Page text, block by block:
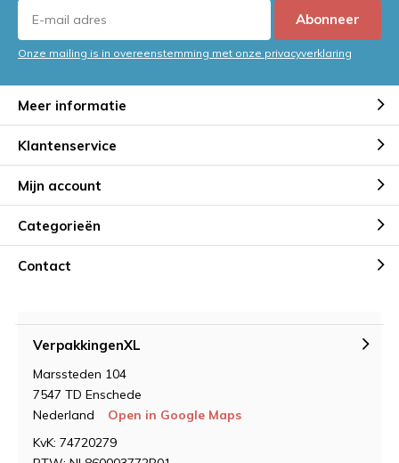
Abonneer
Onze mailing is in overeenstemming met onze privacyverklaring
Meer informatie
Klantenservice
Mijn account
Categorieën
Contact
VerpakkingenXL
Marssteden 104
7547 TD Enschede
Nederland
Open in Google Maps
KvK: 74720279